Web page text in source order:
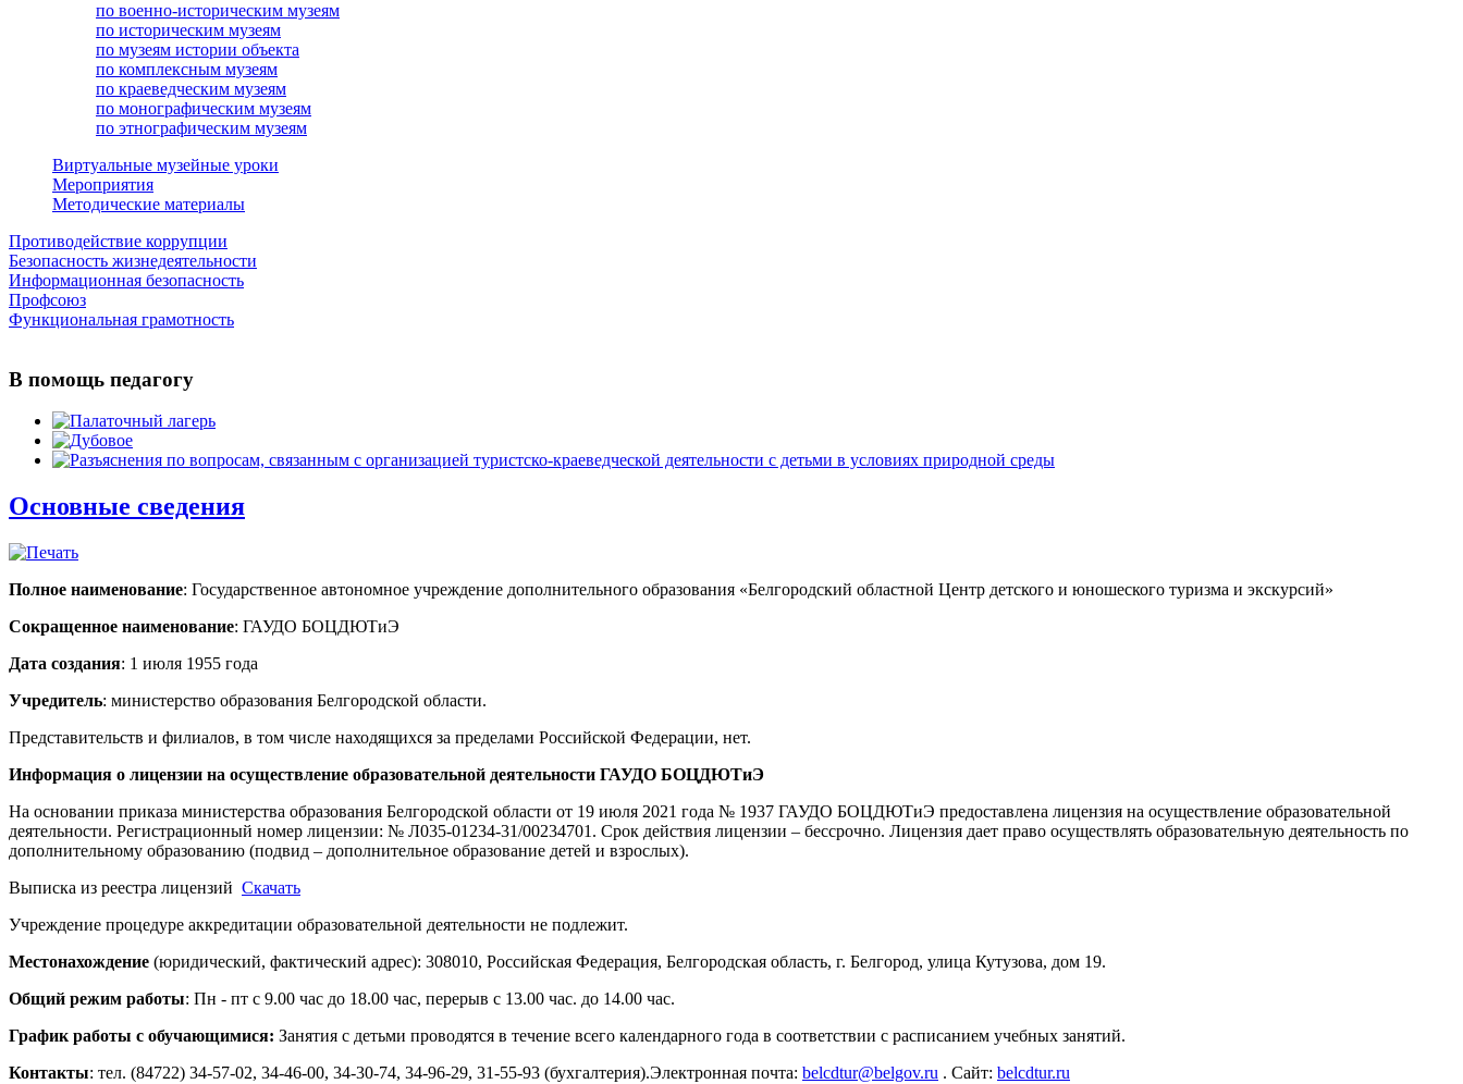
по военно-историческим музеям
по историческим музеям
по музеям истории объекта
по комплексным музеям
по краеведческим музеям
по монографическим музеям
по этнографическим музеям
Виртуальные музейные уроки
Мероприятия
Методические материалы
Противодействие коррупции
Безопасность жизнедеятельности
Информационная безопасность
Профсоюз
Функциональная грамотность
В помощь педагогу
Основные сведения
Полное наименование: Государственное автономное учреждение дополнительного образования «Белгородский областной Центр детского и юношеского туризма и экскурсий»
Сокращенное наименование: ГАУДО БОЦДЮТиЭ
Дата создания: 1 июля 1955 года
Учредитель: министерство образования Белгородской области.
Представительств и филиалов, в том числе находящихся за пределами Российской Федерации, нет.
Информация о лицензии на осуществление образовательной деятельности ГАУДО БОЦДЮТиЭ
На основании приказа министерства образования Белгородской области от 19 июля 2021 года № 1937 ГАУДО БОЦДЮТиЭ предоставлена лицензия на осуществление образовательной
деятельности. Регистрационный номер лицензии: № Л035-01234-31/00234701. Срок действия лицензии – бессрочно. Лицензия дает право осуществлять образовательную деятельность по
дополнительному образованию (подвид – дополнительное образование детей и взрослых).
Выписка из реестра лицензий Скачать
Учреждение процедуре аккредитации образовательной деятельности не подлежит.
Местонахождение (юридический, фактический адрес): 308010, Российская Федерация, Белгородская область, г. Белгород, улица Кутузова, дом 19.
Общий режим работы: Пн - пт с 9.00 час до 18.00 час, перерыв с 13.00 час. до 14.00 час.
График работы с обучающимися: Занятия с детьми проводятся в течение всего календарного года в соответствии с расписанием учебных занятий.
Контакты: тел. (84722) 34-57-02, 34-46-00, 34-30-74, 34-96-29, 31-55-93 (бухгалтерия).Электронная почта: belcdtur@belgov.ru . Cайт: belcdtur.ru